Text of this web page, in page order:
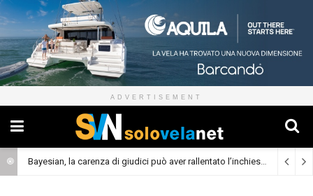
ADVERTISEMENT
Bayesian, la carenza di giudici può aver rallentato l’inchiesta (Cronaca)